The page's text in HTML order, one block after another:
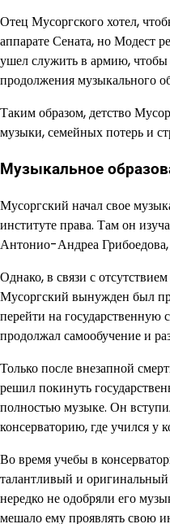
Отец Мусоргского хотел,
аппарате Сената, но Модест
ушел служить в армию,
продолжения музыкального
Таким образом, детство
музыки, семейных потерь и
Музыкальное
Мусоргский начал свое
институте права. Там он
Антонио-Андреа Грибоедова,
Однако, в связи с
Мусоргский вынужден был
перейти на государственную
продолжал самообучение и
Только после внезапной
решил покинуть
полностью музыке. Он
консерваторию, где учился у
Во время учебы в
талантливый и
нередко не одобряли его
мешало ему проявлять свою